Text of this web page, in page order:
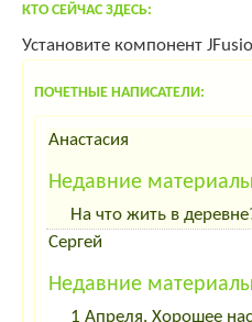
КТО СЕЙЧАС ЗДЕСЬ:
Установите компонент
ПОЧЕТНЫЕ НАПИСАТЕЛИ:
Анастасия
Недавние материалы
На что жить в
Сергей
Недавние материалы
1 Апреля. Хорошее